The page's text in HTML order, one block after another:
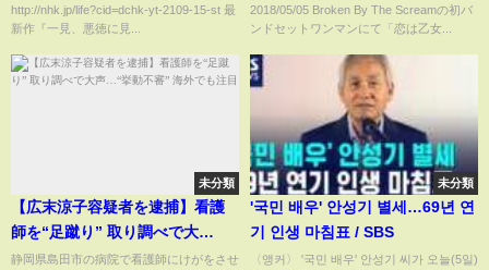
http://nhk.jp/life?cid=dchk-yt-2109-15-st 最
新作『一見、悪徳に見...
2018/05/05 Broken By The Screamの初バ
ンドセットワンマンにて「恋は乙女...
未分類
【広末涼子容疑者を逮捕】看護
師を“足蹴り” 取り調べで大
声…“挙動不審” 海外でも注目
静岡県島田市の病院で看護師にけがをさせ
未分類
'국민 배우' 안성기 별세…69년 연
기 인생 마침표 / SBS
〈앵커〉 '국민 배우' 안성기 씨가 오늘(5일)